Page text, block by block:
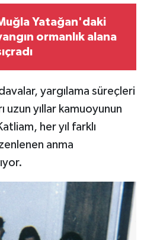
Yatağan'daki
ormanlık alana
yargılama süreçleri
uzun yıllar kamuoyunun
her yıl farklı
anma